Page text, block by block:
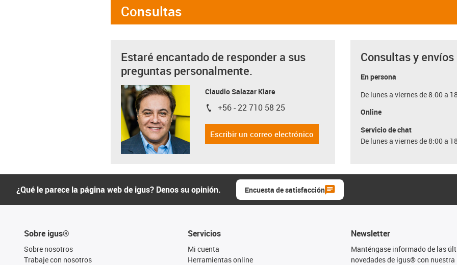
Consultas
Estaré encantado de responder a sus
preguntas personalmente.
Claudio Salazar Klare
igus-icon-phone
+56 - 22 710 58 25
Escribir un correo electrónico
Consultas y envíos
En persona
De lunes a viernes de 8:00 a
Online
Servicio de chat
De lunes a viernes de 8:00 a
¿Qué le parece la página web de igus? Denos su opinión. Encuesta de satisfacción
Sobre igus®
Sobre nosotros
Trabaje con nosotros
Servicios
Mi cuenta
Herramientas online
Newsletter
Manténgase informado de las
novedades de igus® con nuestra